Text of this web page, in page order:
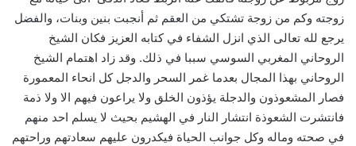
زوجته وكم من زوجة تشتكي من العقم ثم أنجبت بنين وبنات، والفضل
يرجع لله تعالى الذي انزل الشفاء في كتابه العزيز فكان الشيخ
الروحاني المغربي السوسي سببا في ذلك. وقد زاد اهتمام الشيخ
الروحاني بهذا المجال بعدما غمر السحر والدجل كل انحاء المعمورة
فصار المشعوذون والدجلة يؤذون الخلق ولا يراعون فيهم الا ولا ذمة
فانتشرت الشعوذة انتشار النار في الهشيم بحيث لا يسلم احد منهم
في صحته وماله وكل جوانب الحياة فيكدرون عليهم سعادتهم وراحتهم